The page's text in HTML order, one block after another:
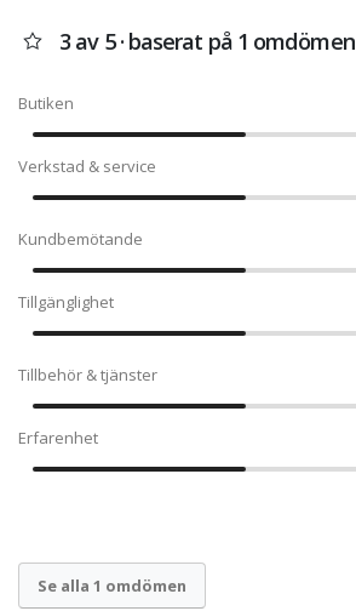
3 av 5 · baserat på 1 omdömen
Butiken
Verkstad & service
Kundbemötande
Tillgänglighet
Tillbehör & tjänster
Erfarenhet
Se alla 1 omdömen